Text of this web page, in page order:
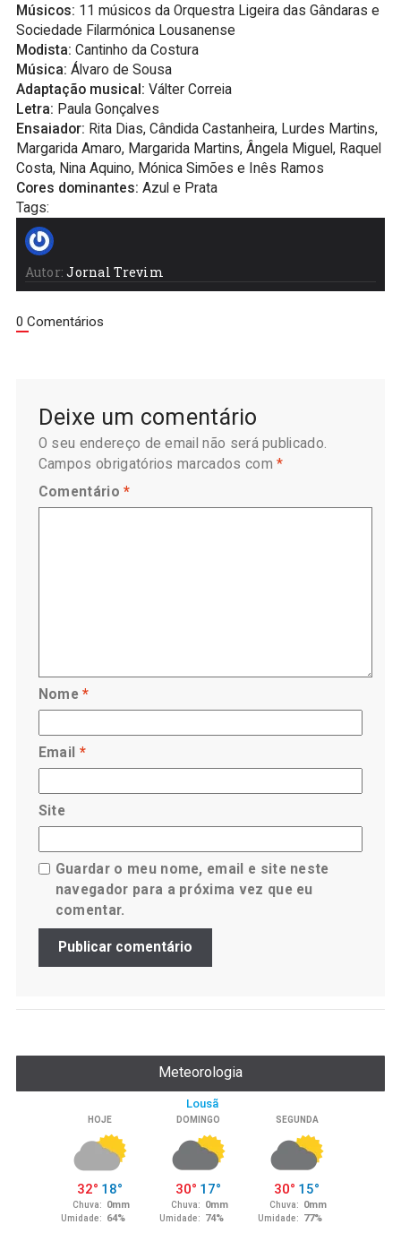
Músicos: 11 músicos da Orquestra Ligeira das Gândaras e
Sociedade Filarmónica Lousanense
Modista: Cantinho da Costura
Música: Álvaro de Sousa
Adaptação musical: Válter Correia
Letra: Paula Gonçalves
Ensaiador: Rita Dias, Cândida Castanheira, Lurdes Martins,
Margarida Amaro, Margarida Martins, Ângela Miguel, Raquel
Costa, Nina Aquino, Mónica Simões e Inês Ramos
Cores dominantes: Azul e Prata
Tags:
Autor: Jornal Trevim
0 Comentários
Deixe um comentário
O seu endereço de email não será publicado.
Campos obrigatórios marcados com*
Comentário*
Nome*
Email *
Site
Guardar o meu nome, email e site neste
navegador para a próxima vez que eu
comentar.
Meteorologia